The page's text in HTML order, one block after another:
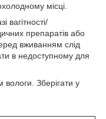
місці.
вагітності/
препаратів або
вживанням слід
в недоступному для
вологи. Зберігати у